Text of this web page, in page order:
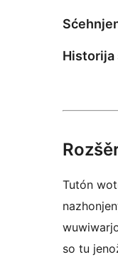
Historija
Tutón
so tu